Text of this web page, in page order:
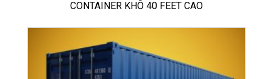
CONTAINER KHÔ 40 FEET CAO